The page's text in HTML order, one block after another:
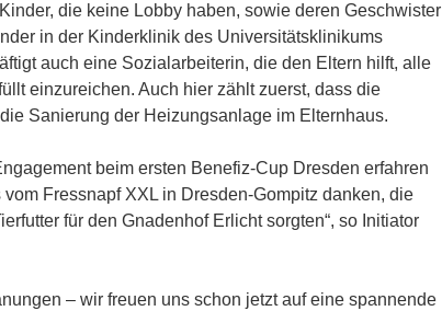
die keine Lobby haben, sowie deren Geschwister
in der Kinderklinik des Universitätsklinikums
auch eine Sozialarbeiterin, die den Eltern hilft, alle
einzureichen. Auch hier zählt zuerst, dass die
Sanierung der Heizungsanlage im Elternhaus.
beim ersten Benefiz-Cup Dresden erfahren
Fressnapf XXL in Dresden-Gompitz danken, die
für den Gnadenhof Erlicht sorgten“, so Initiator
– wir freuen uns schon jetzt auf eine spannende